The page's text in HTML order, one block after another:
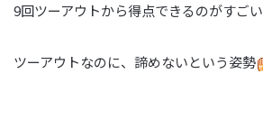
9回ツーアウトから得点できるのがすごい
ツーアウトなのに、諦めないという姿勢